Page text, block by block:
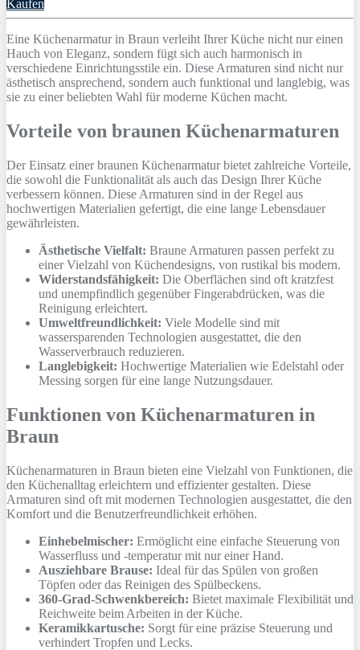
Kaufen
Eine Küchenarmatur in Braun verleiht Ihrer Küche nicht nur einen
Hauch von Eleganz, sondern fügt sich auch harmonisch in
verschiedene Einrichtungsstile ein. Diese Armaturen sind nicht nur
ästhetisch ansprechend, sondern auch funktional und langlebig, was
sie zu einer beliebten Wahl für moderne Küchen macht.
Vorteile von braunen Küchenarmaturen
Der Einsatz einer braunen Küchenarmatur bietet zahlreiche Vorteile,
die sowohl die Funktionalität als auch das Design Ihrer Küche
verbessern können. Diese Armaturen sind in der Regel aus
hochwertigen Materialien gefertigt, die eine lange Lebensdauer
gewährleisten.
Ästhetische Vielfalt: Braune Armaturen passen perfekt zu
einer Vielzahl von Küchendesigns, von rustikal bis modern.
Widerstandsfähigkeit: Die Oberflächen sind oft kratzfest
und unempfindlich gegenüber Fingerabdrücken, was die
Reinigung erleichtert.
Umweltfreundlichkeit: Viele Modelle sind mit
wassersparenden Technologien ausgestattet, die den
Wasserverbrauch reduzieren.
Langlebigkeit: Hochwertige Materialien wie Edelstahl oder
Messing sorgen für eine lange Nutzungsdauer.
Funktionen von Küchenarmaturen in
Braun
Küchenarmaturen in Braun bieten eine Vielzahl von Funktionen, die
den Küchenalltag erleichtern und effizienter gestalten. Diese
Armaturen sind oft mit modernen Technologien ausgestattet, die den
Komfort und die Benutzerfreundlichkeit erhöhen.
Einhebelmischer: Ermöglicht eine einfache Steuerung von
Wasserfluss und -temperatur mit nur einer Hand.
Ausziehbare Brause: Ideal für das Spülen von großen
Töpfen oder das Reinigen des Spülbeckens.
360-Grad-Schwenkbereich: Bietet maximale Flexibilität und
Reichweite beim Arbeiten in der Küche.
Keramikkartusche: Sorgt für eine präzise Steuerung und
verhindert Tropfen und Lecks.